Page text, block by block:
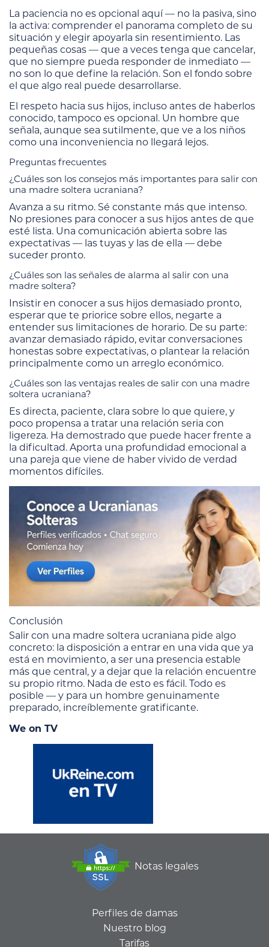
La paciencia no es opcional aquí — no la pasiva, sino
la activa: comprender el panorama completo de su
situación y elegir apoyarla sin resentimiento. Las
pequeñas cosas — que a veces tenga que cancelar,
que no siempre pueda responder de inmediato —
no son lo que define la relación. Son el fondo sobre
el que algo real puede desarrollarse.
El respeto hacia sus hijos, incluso antes de haberlos
conocido, tampoco es opcional. Un hombre que
señala, aunque sea sutilmente, que ve a los niños
como una inconveniencia no llegará lejos.
Preguntas frecuentes
¿Cuáles son los consejos más importantes para salir con
una madre soltera ucraniana?
Avanza a su ritmo. Sé constante más que intenso.
No presiones para conocer a sus hijos antes de que
esté lista. Una comunicación abierta sobre las
expectativas — las tuyas y las de ella — debe
suceder pronto.
¿Cuáles son las señales de alarma al salir con una
madre soltera?
Insistir en conocer a sus hijos demasiado pronto,
esperar que te priorice sobre ellos, negarte a
entender sus limitaciones de horario. De su parte:
avanzar demasiado rápido, evitar conversaciones
honestas sobre expectativas, o plantear la relación
principalmente como un arreglo económico.
¿Cuáles son las ventajas reales de salir con una madre
soltera ucraniana?
Es directa, paciente, clara sobre lo que quiere, y
poco propensa a tratar una relación seria con
ligereza. Ha demostrado que puede hacer frente a
la dificultad. Aporta una profundidad emocional a
una pareja que viene de haber vivido de verdad
momentos difíciles.
Conclusión
Salir con una madre soltera ucraniana pide algo
concreto: la disposición a entrar en una vida que ya
está en movimiento, a ser una presencia estable
más que central, y a dejar que la relación encuentre
su propio ritmo. Nada de esto es fácil. Todo es
posible — y para un hombre genuinamente
preparado, increíblemente gratificante.
We on TV
Notas legales
Perfiles de damas
Nuestro blog
Tarifas